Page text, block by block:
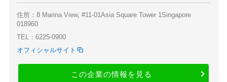
住所：8 Marina View, #11-01Asia Square Tower 1Singapore
018960
TEL：6225-0900
オフィシャルサイト
この企業の情報を見る